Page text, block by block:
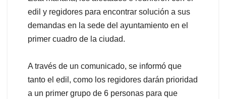
edil y regidores para encontrar solución a sus
demandas en la sede del ayuntamiento en el
primer cuadro de la ciudad.
A través de un comunicado, se informó que
tanto el edil, como los regidores darán prioridad
a un primer grupo de 6 personas para que